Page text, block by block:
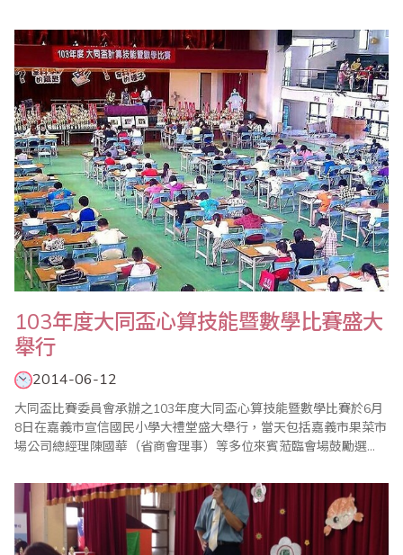
103年度大同盃心算技能暨數學比賽盛大
舉行
2014-06-12
大同盃比賽委員會承辦之103年度大同盃心算技能暨數學比賽於6月
8日在嘉義市宣信國民小學大禮堂盛大舉行，當天包括嘉義市果菜市
場公司總經理陳國華（省商會理事）等多位來賓蒞臨會場鼓勵選